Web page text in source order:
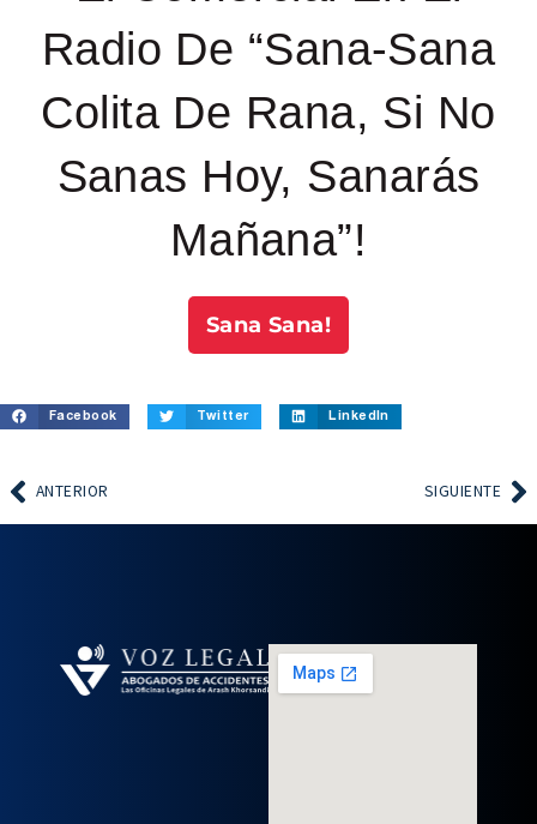
Radio De “Sana-Sana
Colita De Rana, Si No
Sanas Hoy, Sanarás
Mañana”!
Sana Sana!
Facebook Twitter LinkedIn
ANTERIOR SIGUIENTE